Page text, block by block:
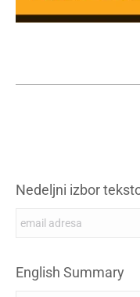
Nedeljni izbor
English Summary